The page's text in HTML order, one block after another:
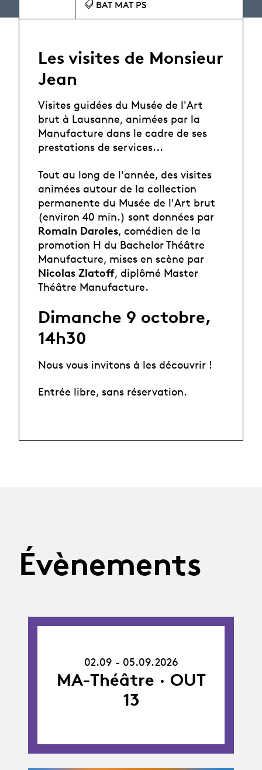
BAT MAT PS
Les visites de Monsieur
Jean
Visites guidées du Musée de l'Art
brut à Lausanne, animées par la
Manufacture dans le cadre de ses
prestations de services...
Tout au long de l'année, des visites
animées autour de la collection
permanente du Musée de l'Art brut
(environ 40 min.) sont données par
Romain Daroles, comédien de la
promotion H du Bachelor Théâtre
Manufacture, mises en scène par
Nicolas Zlatoff, diplômé Master
Théâtre Manufacture.
Dimanche 9 octobre,
14h30
Nous vous invitons à les découvrir !
Entrée libre, sans réservation.
Évènements
05.09.2602.09 - 05.09.2026
MA-Théâtre · OUT
13